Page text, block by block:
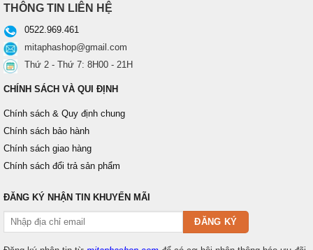
THÔNG TIN LIÊN HỆ
0522.969.461
mitaphashop@gmail.com
Thứ 2 - Thứ 7: 8H00 - 21H
CHÍNH SÁCH VÀ QUI ĐỊNH
Chính sách & Quy định chung
Chính sách bảo hành
Chính sách giao hàng
Chính sách đổi trả sản phẩm
ĐĂNG KÝ NHẬN TIN KHUYẾN MÃI